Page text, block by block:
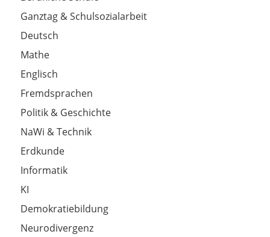
Ganztag & Schulsozialarbeit
Deutsch
Mathe
Englisch
Fremdsprachen
Politik & Geschichte
NaWi & Technik
Erdkunde
Informatik
KI
Demokratiebildung
Neurodivergenz